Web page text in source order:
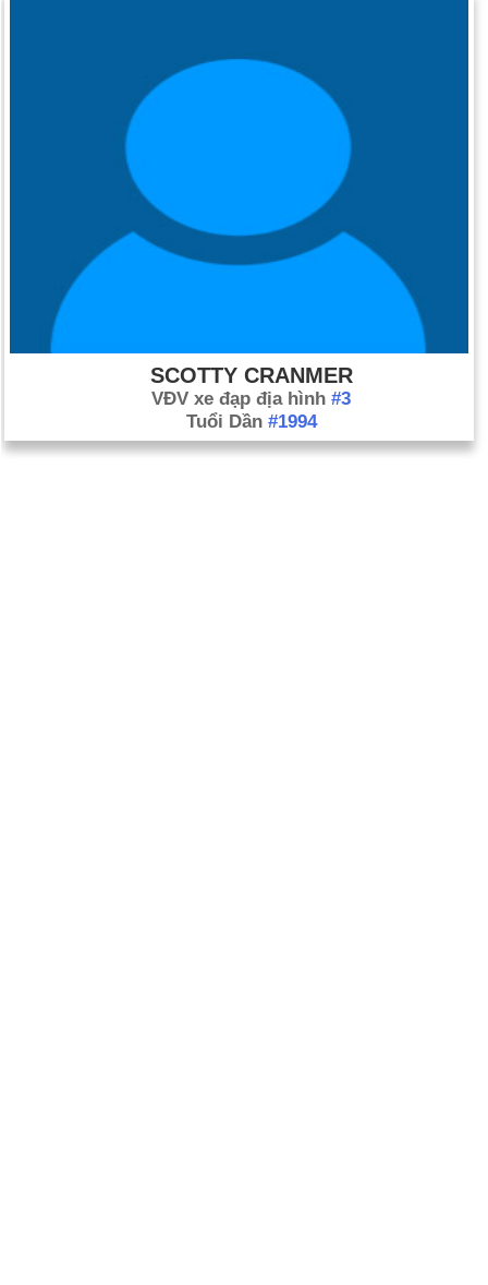
SCOTTY CRANMER
VĐV xe đạp địa hình #3
Tuổi Dần #1994